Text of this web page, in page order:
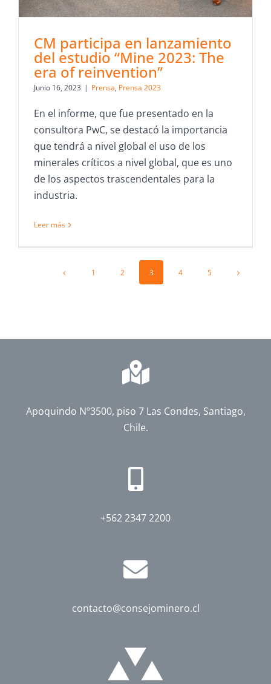
CM participa en lanzamiento
del estudio “Mine 2023: The
era of reinvention”
Junio 16, 2023 | Prensa, Prensa 2023
En el informe, que fue presentado en la
consultora PwC, se destacó la importancia
que tendrá a nivel global el uso de los
minerales críticos a nivel global, que es uno
de los aspectos trascendentales para la
industria.
Leer más
1 2 3 4 5
Apoquindo Nº3500, piso 7 Las Condes, Santiago,
Chile.
+562 2347 2200
contacto@consejominero.cl